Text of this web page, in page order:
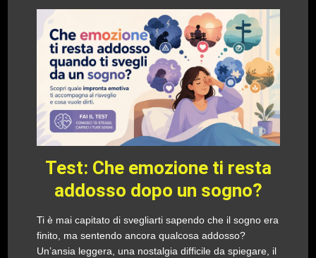
Test: Che emozione ti resta
addosso dopo un sogno?
Ti è mai capitato di svegliarti sapendo che il sogno era
finito, ma sentendo ancora qualcosa addosso?
Un’ansia leggera, una nostalgia difficile da spiegare, il